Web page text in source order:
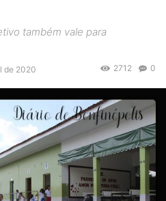
também vale para
de 2020 0
2712